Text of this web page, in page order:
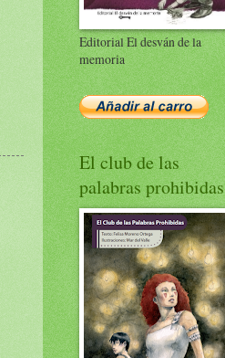
Editorial El desván de la
memoria
El club de las
palabras prohibidas